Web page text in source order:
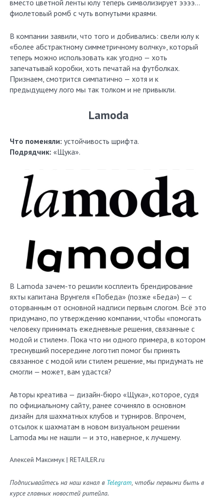
вместо цветной ленты юлу теперь символизирует ээээ…
фиолетовый ромб с чуть вогнутыми краями.
В компании заявили, что того и добивались: свели юлу к
«более абстрактному симметричному волчку», который
теперь можно использовать как угодно — хоть
запечатывай коробки, хоть печатай на футболках.
Признаем, смотрится симпатично — хотя и к
предыдущему лого мы так толком и не привыкли.
Lamoda
Что поменяли: устойчивость шрифта.
Подрядчик: «Щука».
В Lamoda зачем-то решили косплеить брендирование
яхты капитана Врунгеля «Победа» (позже «Беда») — с
оторванным от основной надписи первым слогом. Всё это
придумано, по утверждению компании, чтобы «помогать
человеку принимать ежедневные решения, связанные с
модой и стилем». Пока что ни одного примера, в котором
треснувший посередине логотип помог бы принять
связанное с модой или стилем решение, мы придумать не
смогли — может, вам удастся?
Авторы креатива — дизайн-бюро «Щука», которое, судя
по официальному сайту, ранее сочиняло в основном
дизайн для шахматных клубов и турниров. Впрочем,
отсылок к шахматам в новом визуальном решении
Lamoda мы не нашли — и это, наверное, к лучшему.
Алексей Максимук | RETAILER.ru
Подписывайтесь на наш канал в Telegram, чтобы первыми быть в
курсе главных новостей ритейла.